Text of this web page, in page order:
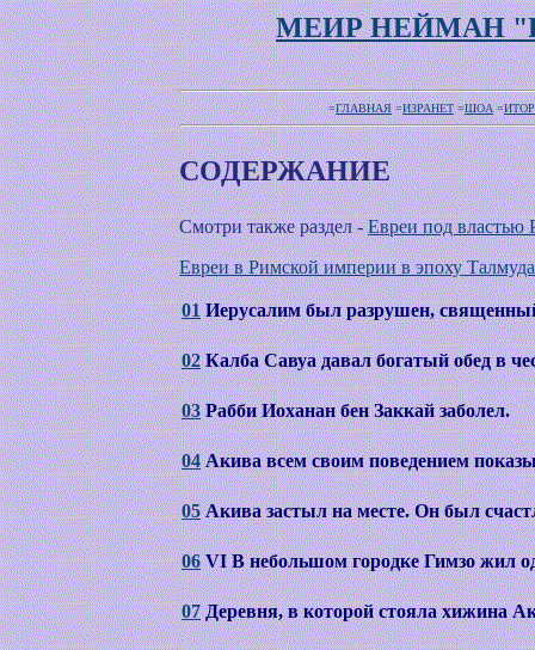
МЕИР НЕЙМАН
=ГЛАВНАЯ=ИЗРАНЕТ=ШОА=
СОДЕРЖАНИЕ
Смотри также раздел -Евреи под властью
Евреи в Римской империи в эпоху Талмуда
01Иерусалим был разрушен,
02Калба Савуа давал богатый обед в
03Рабби Иоханан бен Заккай заболел.
04Акива всем своим поведением
05Акива застыл на месте. Он был
06VI В небольшом городке Гимзо жил
07Деревня, в которой стояла хижина